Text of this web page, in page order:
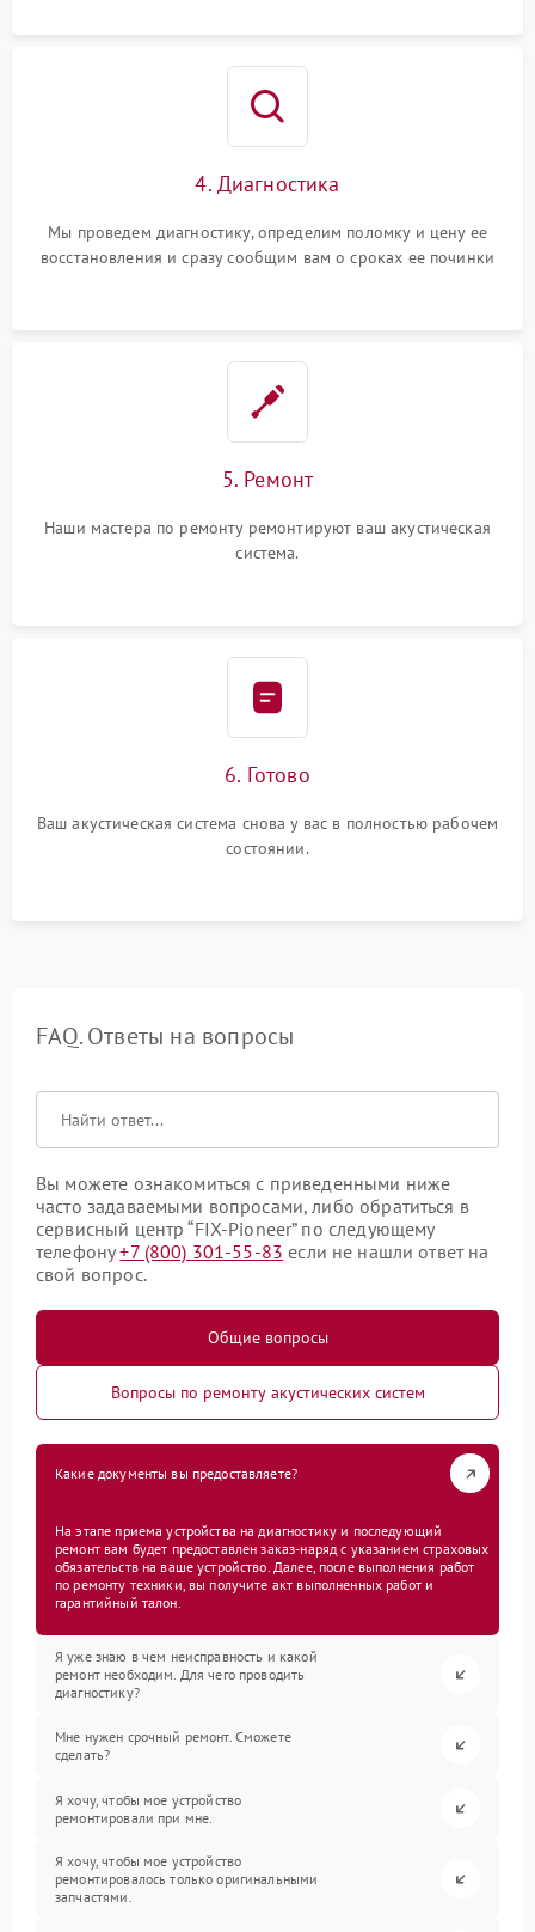
4. Диагностика
Мы проведем диагностику, определим поломку и цену ее
восстановления и сразу сообщим вам о сроках ее починки
5. Ремонт
Наши мастера по ремонту ремонтируют ваш акустическая
система.
6. Готово
Ваш акустическая система снова у вас в полностью рабочем
состоянии.
FAQ. Ответы на вопросы
Вы можете ознакомиться с приведенными ниже
часто задаваемыми вопросами, либо обратиться в
сервисный центр “FIX-Pioneer” по следующему
телефону+7 (800) 301-55-83 если не нашли ответ на
свой вопрос.
Общие вопросы
Вопросы по ремонту акустических систем
Какие документы вы предоставляете?
На этапе приема устройства на диагностику и последующий
ремонт вам будет предоставлен заказ-наряд с указанием страховых
обязательств на ваше устройство. Далее, после выполнения работ
по ремонту техники, вы получите акт выполненных работ и
гарантийный талон.
Я уже знаю в чем неисправность и какой
ремонт необходим. Для чего проводить
диагностику?
Мне нужен срочный ремонт. Сможете
сделать?
Я хочу, чтобы мое устройство
ремонтировали при мне.
Я хочу, чтобы мое устройство
ремонтировалось только оригинальными
запчастями.